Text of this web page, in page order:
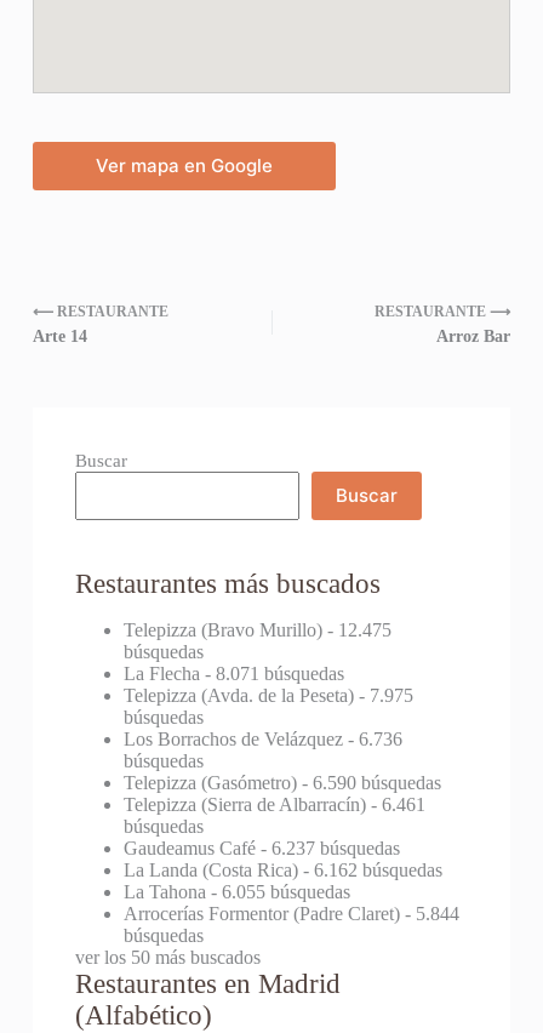
Ver mapa en Google
⟵ RESTAURANTE
Arte 14
RESTAURANTE ⟶
Arroz Bar
Buscar
Buscar
Restaurantes más buscados
Telepizza (Bravo Murillo)- 12.475
búsquedas
La Flecha - 8.071 búsquedas
Telepizza (Avda. de la Peseta)- 7.975
búsquedas
Los Borrachos de Velázquez- 6.736
búsquedas
Telepizza (Gasómetro)- 6.590 búsquedas
Telepizza (Sierra de Albarracín)- 6.461
búsquedas
Gaudeamus Café- 6.237 búsquedas
La Landa (Costa Rica)- 6.162 búsquedas
La Tahona - 6.055 búsquedas
Arrocerías Formentor (Padre Claret)- 5.844
búsquedas
ver los 50 más buscados
Restaurantes en Madrid
(Alfabético)